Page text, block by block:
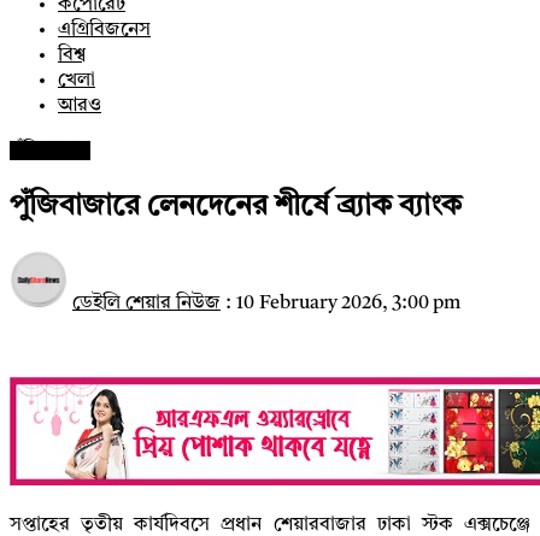
কর্পোরেট
এগ্রিবিজনেস
বিশ্ব
খেলা
আরও
পুঁজিবাজারে লেনদেনের শীর্ষে ব্র্যাক ব্যাংক
ডেইলি শেয়ার নিউজ : 10 February 2026, 3:00 pm
সপ্তাহের তৃতীয় কার্যদিবসে প্রধান শেয়ারবাজার ঢাকা স্টক এক্সচেঞ্জে